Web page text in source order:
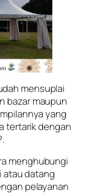
mensuplai
bazar maupun
yang
tertarik dengan
menghubungi
atau datang
pelayanan